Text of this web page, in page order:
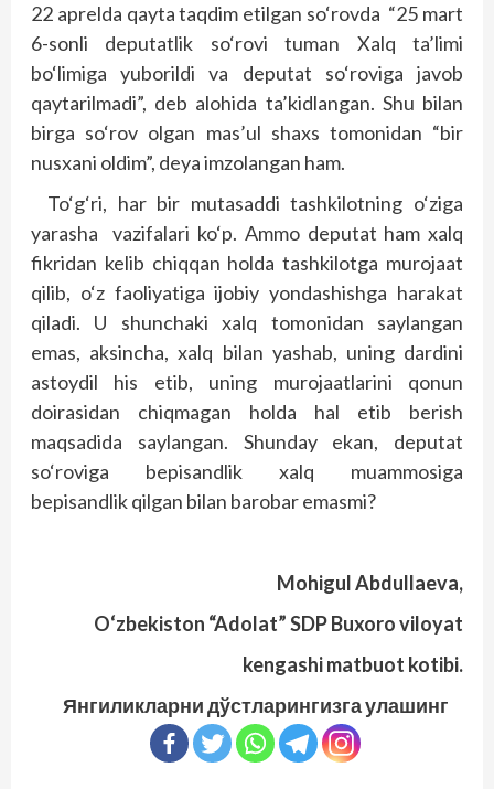
22 aprelda qayta taqdim etilgan so‘rovda “25 mart
6-sonli deputatlik so‘rovi tuman Xalq ta’limi
bo‘limiga yuborildi va deputat so‘roviga javob
qaytarilmadi”, deb alohida ta’kidlangan. Shu bilan
birga so‘rov olgan mas’ul shaxs tomonidan “bir
nusxani oldim”, deya imzolangan ham.
To‘g‘ri, har bir mutasaddi tashkilotning o‘ziga
yarasha vazifalari ko‘p. Ammo deputat ham xalq
fikridan kelib chiqqan holda tashkilotga murojaat
qilib, o‘z faoliyatiga ijobiy yondashishga harakat
qiladi. U shunchaki xalq tomonidan saylangan
emas, aksincha, xalq bilan yashab, uning dardini
astoydil his etib, uning murojaatlarini qonun
doirasidan chiqmagan holda hal etib berish
maqsadida saylangan. Shunday ekan, deputat
so‘roviga bepisand­lik xalq muammosiga
bepisandlik qilgan bilan barobar emasmi?
MohigulAbdullaeva,
O‘zbekiston “Adolat” SDP Buxoro viloyat
kengashi matbuot kotibi.
Янгиликларни дўстларингизга улашинг